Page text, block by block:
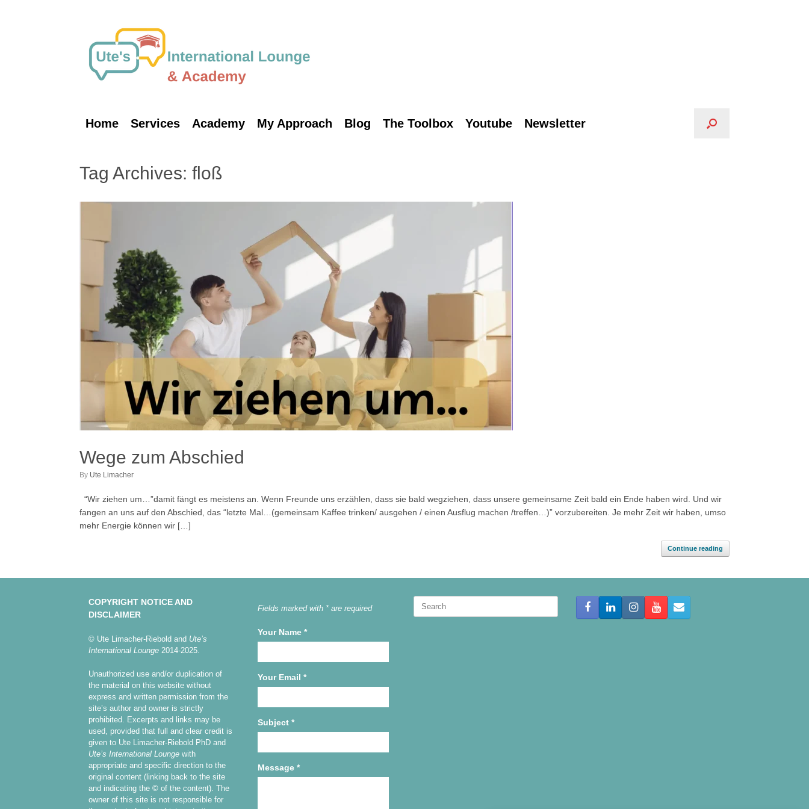
Home Services Academy My Approach Blog The Toolbox Youtube Newsletter
Tag Archives: floß
Wege zum Abschied
by Ute Limacher
“Wir ziehen um…”damit fängt es meistens an. Wenn Freunde uns erzählen, dass sie bald wegziehen, dass unsere gemeinsame Zeit bald ein Ende haben wird. Und wir
fangen an uns auf den Abschied, das “letzte Mal…(gemeinsam Kaffee trinken/ ausgehen / einen Ausflug machen /treffen…)” vorzubereiten. Je mehr Zeit wir haben, umso
mehr Energie können wir […]
Continue reading
COPYRIGHT NOTICE AND
DISCLAIMER
© Ute Limacher-Riebold and Ute’s
International Lounge 2014-2025.
Unauthorized use and/or duplication of
the material on this website without
express and written permission from the
site’s author and owner is strictly
prohibited. Excerpts and links may be
used, provided that full and clear credit is
given to Ute Limacher-Riebold PhD and
Ute’s International Lounge with
appropriate and specific direction to the
original content (linking back to the site
and indicating the © of the content). The
owner of this site is not responsible for
Fields marked with * are required
Your Name *
Your Email *
Subject *
Message *
Search